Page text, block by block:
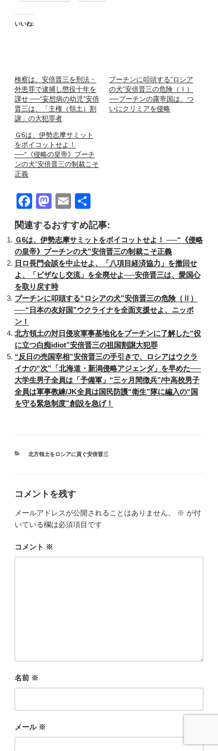
いいね:
検察は、安倍晋三を刑法・
外患罪で逮捕し懲役十年を
課せ ──“妄想病の幼児”安倍
晋三は、「主権（領土）割
譲」の大犯罪者
プーチンに叩頭する“ロシア
の犬”安倍晋三の危険（Ⅰ）
──プーチンの露帝国は、つ
いにクリミアを侵略
Ｇ6は、伊勢志摩サミット
をボイコットせよ！
──“《侵略の皇帝》プーチ
ンの犬”安倍晋三の制裁こそ
正義
F
a
c
e
b
o
o
k
M
a
st
o
d
o
n
E
m
ail
有
関連するおすすめ記事:
Ｇ6は、伊勢志摩サミットをボイコットせよ！ ──“《侵略
の皇帝》プーチンの犬”安倍晋三の制裁こそ正義
日ロ長門会談を中止せよ、「八項目経済協力」を撤回せ
よ、「ビザなし交流」を全廃せよ──安倍晋三は、愛国心
を取り戻す時
プーチンに叩頭する“ロシアの犬”安倍晋三の危険（Ⅱ）
──“日本の友好国”ウクライナを全面支援せよ、ニッポ
ン！
北方領土の対日侵攻軍事基地化をプーチンに了解した“役
に立つ白痴idiot”安倍晋三の祖国割譲大犯罪
“反日の売国宰相”安倍晋三の手引きで、ロシアはウクラ
イナの“次”「北海道・新潟侵略アジェンダ」を早めた──
大学生男子全員は「予備軍」“三ヶ月間徴兵”/中高校男子
全員は軍事教練/JK全員は国民防護“衛生”隊に編入の“国
を守る緊急制度”創設を急げ！
カ
ー
北方領土をロシアに貢ぐ安倍晋三
コメントを残す
メールアドレスが公開されることはありません。 ※ が付
いている欄は必須項目です
コメント ※
名前 ※
メール ※